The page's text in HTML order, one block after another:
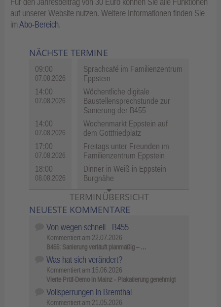
auf unserer Website nutzen. Weitere Informationen finden Sie
imAbo-Bereich.
NÄCHSTE TERMINE
09:00
07.08.2026
Sprachcafé im Familienzentrum
Eppstein
14:00
07.08.2026
Wöchentliche digitale
Baustellensprechstunde zur
Sanierung der B455
14:00
07.08.2026
Wochenmarkt Eppstein auf
dem Gottfriedplatz
17:00
07.08.2026
Freitags unter Freunden im
Familienzentrum Eppstein
18:00
08.08.2026
Dinner in Weiß in Eppstein
Burgnähe
TERMINÜBERSICHT
NEUESTE KOMMENTARE
Von wegen schnell - B455
Kommentiert am 22.07.2026
B455: Sanierung verläuft planmäßig – …
Was hat sich verändert?
Kommentiert am 15.06.2026
Vierte Prüf-Demo in Mainz - Plakatierung genehmigt
Vollsperrungen in Bremthal
Kommentiert am 21.05.2026